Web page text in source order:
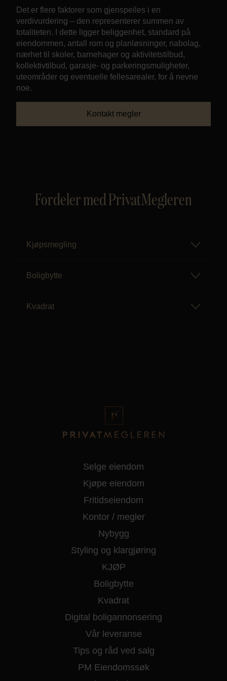
Det er flere faktorer som gjenspeiles i en
verdivurdering – den representerer summen av
totaliteten. I dette ligger beliggenhet, standard på
eiendommen, antall rom og planløsninger, nabolag,
nærhet til skoler, barnehager og aktivitetstilbud,
kollektivtilbud, garasje- og parkeringsmuligheter,
uteområder og eventuelle fellesarealer, for å nevne
noe.
Kontakt megler
Fordeler med PrivatMegleren
Kjøpsmegling
Boligbytte
Kvadrat
Selge eiendom
Kjøpe eiendom
Fritidseiendom
Kontor / megler
Nybygg
Styling og klargjøring
KJØP
Boligbytte
Kvadrat
Digital boligannonsering
Vår leveranse
Tips og råd ved salg
PM Eiendomssøk